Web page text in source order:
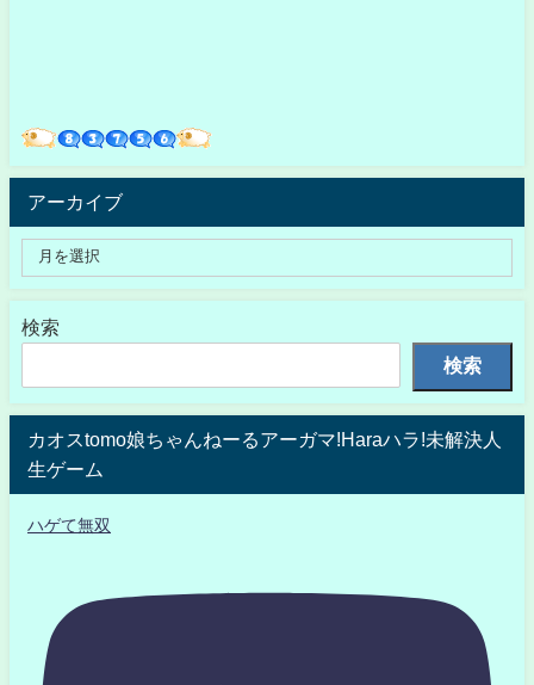
アーカイブ
検索
検索
カオスtomo娘ちゃんねーるアーガマ!Haraハラ!未解決人
生ゲーム
ハゲて無双